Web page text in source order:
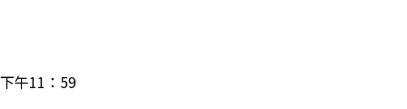
午11：59